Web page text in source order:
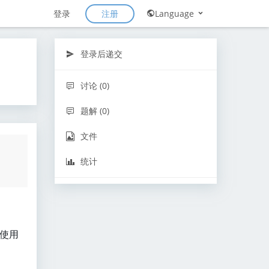
登录 注册 Language
用
登录后递交
讨论 (0)
题解 (0)
文件
统计